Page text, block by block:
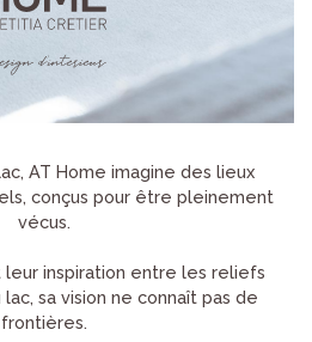
AT Home imagine des lieux
conçus pour être pleinement
vécus.
leur inspiration entre les reliefs
sa vision ne connaît pas de
frontières.